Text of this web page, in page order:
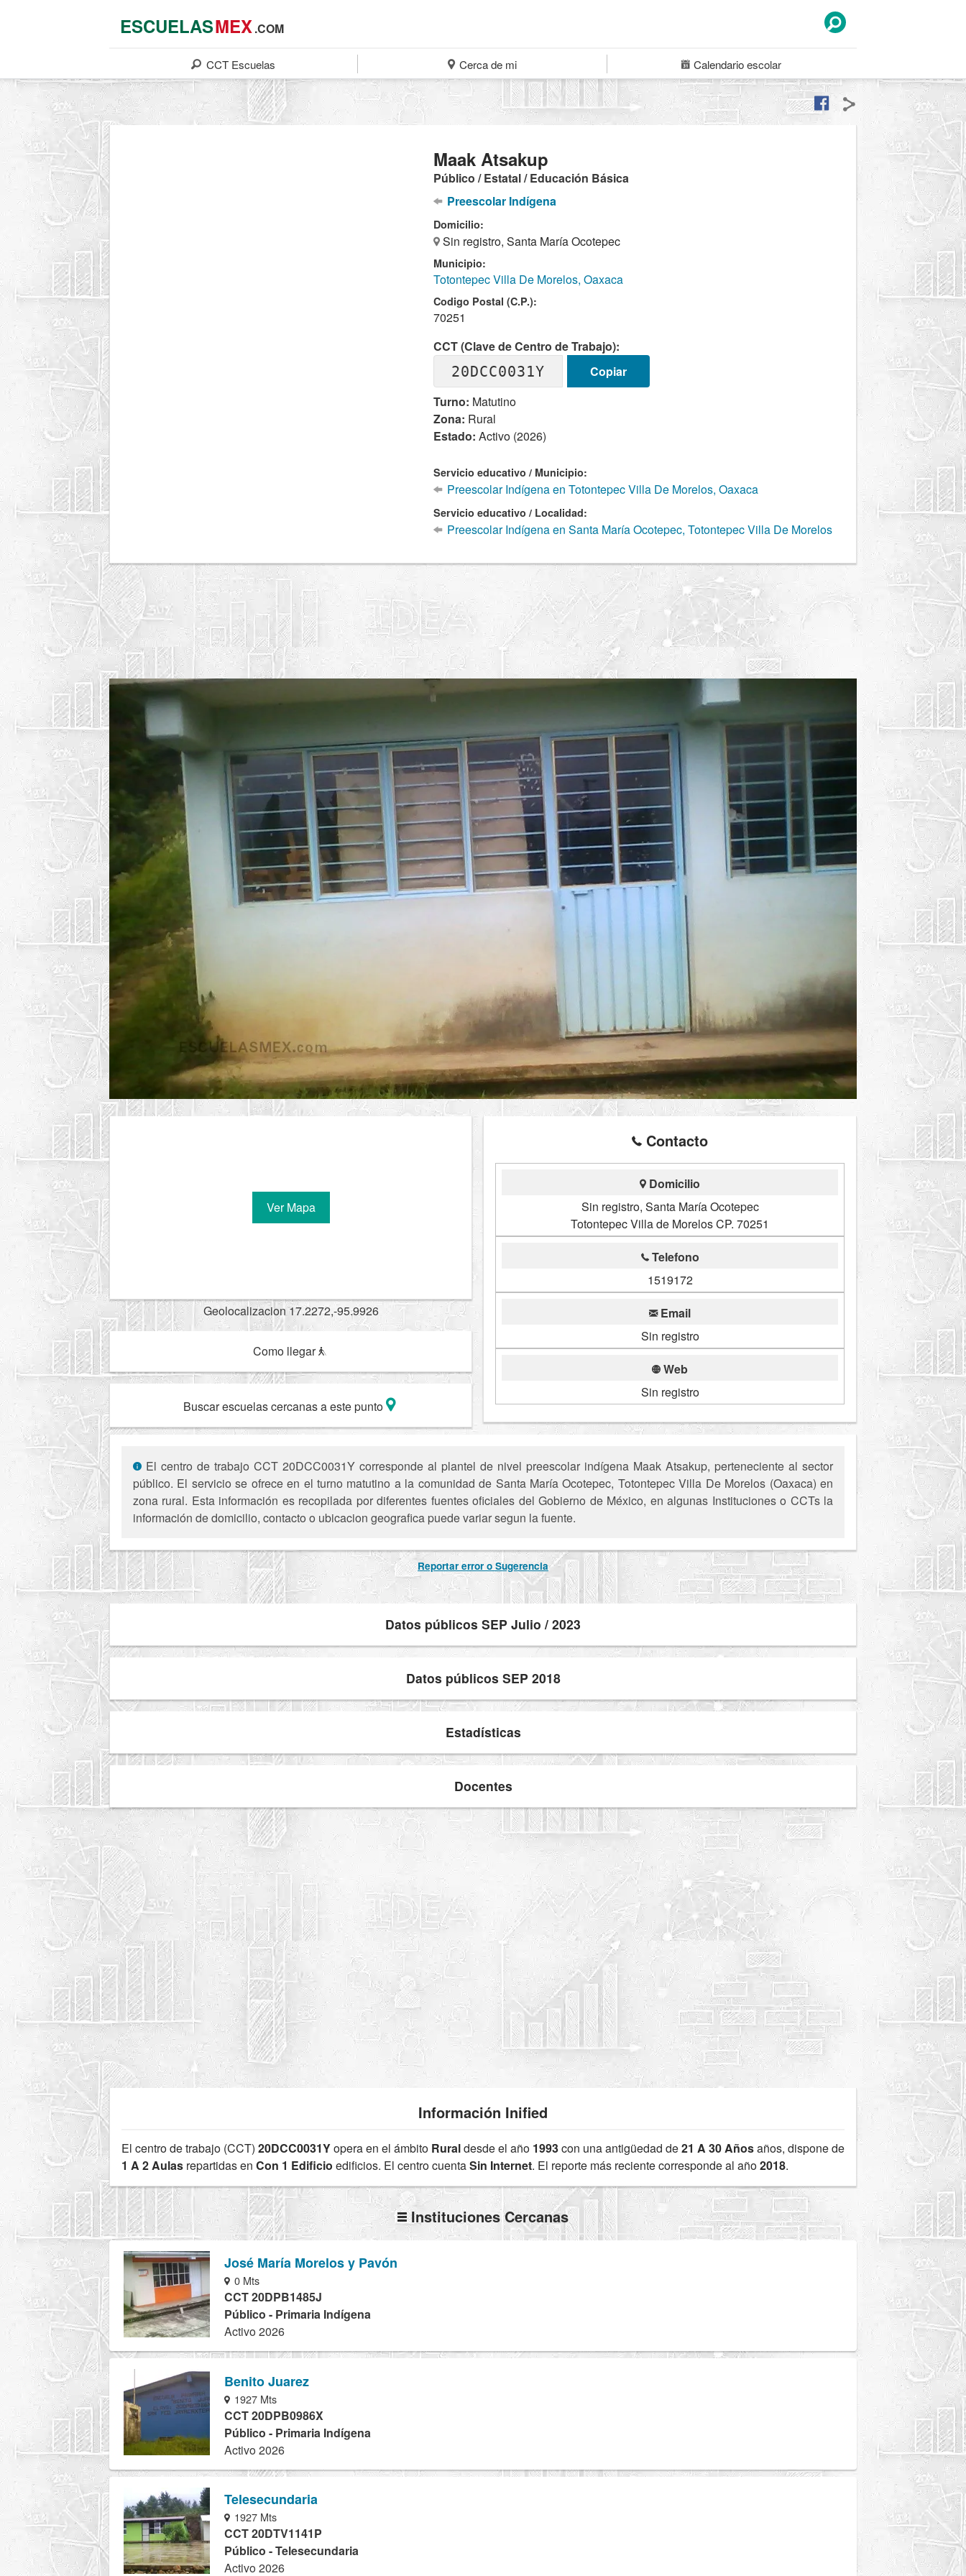
ESCUELASMEX.COM
CCT Escuelas Cerca de mi Calendarioescolar
Maak Atsakup
Público / Estatal / Educación Básica
Preescolar Indígena
Domicilio:
Sin registro, Santa María Ocotepec
Municipio:
Totontepec Villa De Morelos, Oaxaca
Codigo Postal (C.P.):
70251
CCT (Clave de Centro de Trabajo):
20DCC0031Y
Copiar
Turno: Matutino
Zona: Rural
Estado: Activo (2026)
Servicio educativo / Municipio:
Preescolar Indígena en Totontepec Villa De Morelos, Oaxaca
Servicio educativo / Localidad:
Preescolar Indígena en Santa María Ocotepec, Totontepec Villa De Morelos
Ver Mapa
Geolocalizacion 17.2272,-95.9926
Como llegar
Buscar escuelas cercanas a este punto
Contacto
Domicilio
Sin registro, Santa María Ocotepec
Totontepec Villa de Morelos CP. 70251
Telefono
1519172
Email
Sin registro
Web
Sin registro
El centro de trabajo CCT 20DCC0031Y corresponde al plantel de nivel preescolar indígena Maak Atsakup, perteneciente al sector
público. El servicio se ofrece en el turno matutino a la comunidad de Santa María Ocotepec, Totontepec Villa De Morelos (Oaxaca) en
zona rural. Esta información es recopilada por diferentes fuentes oficiales del Gobierno de México, en algunas Instituciones o CCTs la
información de domicilio, contacto o ubicacion geografica puede variar segun la fuente.
Reportar error o Sugerencia
Datos públicos SEP Julio / 2023
Datos públicos SEP 2018
Estadísticas
Docentes
Información Inified
El centro de trabajo (CCT) 20DCC0031Yopera en el ámbito Ruraldesde el año 1993con una antigüedad de21 A 30 Añosaños, dispone de
1 A 2 Aulas repartidas en Con 1 Edificio edificios. El centro cuentaSin Internet. El reporte más reciente corresponde al año2018.
Instituciones Cercanas
José María Morelos y Pavón
0 Mts
CCT 20DPB1485J
Público - Primaria Indígena
Activo 2026
Benito Juarez
1927 Mts
CCT 20DPB0986X
Público - Primaria Indígena
Activo 2026
Telesecundaria
1927 Mts
CCT 20DTV1141P
Público - Telesecundaria
Activo 2026